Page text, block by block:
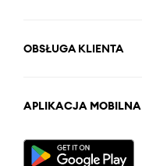
OBSŁUGA KLIENTA
APLIKACJA MOBILNA